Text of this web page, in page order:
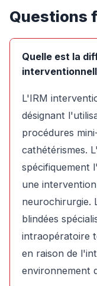
Questions
Quelle est la
L'IRM
désignant
procédures
cathétérismes.
spécifiquement
une
neurochirurgie.
blindées
intraopératoire
en raison de
environnement